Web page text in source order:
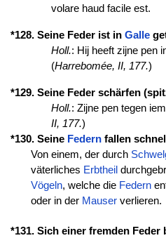
volare haud facile est.
*128. Seine Feder ist in Galle
Holl.: Hij heeft zijne pen
(Harrebomée, II, 177.)
*129. Seine Feder schärfen
Holl.: Zijne pen tegen
II, 177.)
*130. Seine Federnfallen
Von einem, der durch
väterliches Erbtheil
Vögeln, welche die Federn
oder in der Mauserverlieren.
*131. Sich einer fremden Feder